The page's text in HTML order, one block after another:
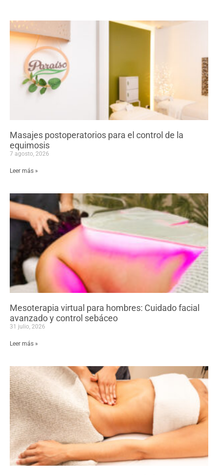
Masajes postoperatorios para el control de la
equimosis
7 agosto, 2026
Leer más »
Mesoterapia virtual para hombres: Cuidado facial
avanzado y control sebáceo
31 julio, 2026
Leer más »